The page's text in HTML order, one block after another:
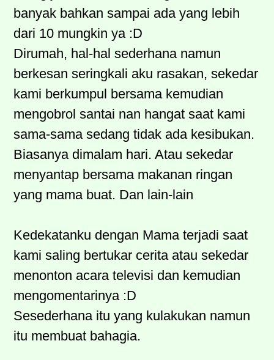
banyak bahkan sampai ada yang lebih
dari 10 mungkin ya :D
Dirumah, hal-hal sederhana namun
berkesan seringkali aku rasakan, sekedar
kami berkumpul bersama kemudian
mengobrol santai nan hangat saat kami
sama-sama sedang tidak ada kesibukan.
Biasanya dimalam hari. Atau sekedar
menyantap bersama makanan ringan
yang mama buat. Dan lain-lain
Kedekatanku dengan Mama terjadi saat
kami saling bertukar cerita atau sekedar
menonton acara televisi dan kemudian
mengomentarinya :D
Sesederhana itu yang kulakukan namun
itu membuat bahagia.